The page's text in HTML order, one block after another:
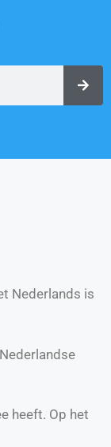
Nederlands is
heeft. Op het